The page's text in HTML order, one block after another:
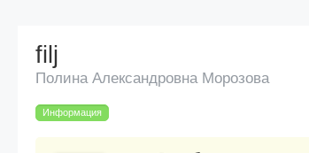
filj
Полина Александровна Морозова
Информация